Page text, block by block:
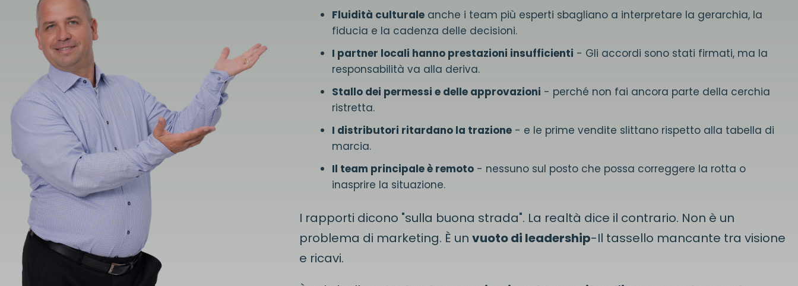
Fluidità culturaleanche i team più esperti sbagliano a interpretare la gerarchia, la
fiducia e la cadenza delle decisioni.
I partner locali hanno prestazioni insufficienti - Gli accordi sono stati firmati, ma la
responsabilità va alla deriva.
Stallo dei permessi e delle approvazioni - perché non fai ancora parte della cerchia
ristretta.
I distributori ritardano la trazione- e le prime vendite slittano rispetto alla tabella di
marcia.
Il team principale è remoto- nessuno sul posto che possa correggere la rotta o
inasprire la situazione.
I rapporti dicono "sulla buona strada". La realtà dice il contrario. Non è un
problema di marketing. È un vuoto di leadership-Il tassello mancante tra visione
e ricavi.